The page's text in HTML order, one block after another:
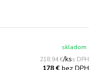
218,94 €/ks
skladom